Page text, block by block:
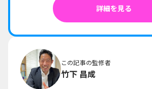
詳細を見る
この記事の監修者
竹下 昌成